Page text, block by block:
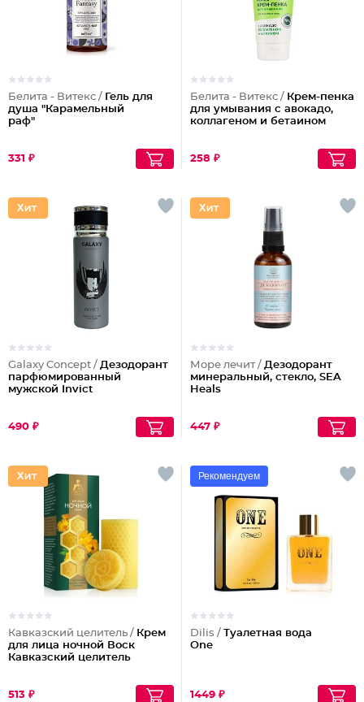
Белита - Витекс / Гель для
душа "Карамельный
раф"
331 ₽
Белита - Витекс / Крем-пенка
для умывания с авокадо,
коллагеном и бетаином
258 ₽
Galaxy Concept / Дезодорант
парфюмированный
мужской Invict
490 ₽
Море лечит / Дезодорант
минеральный, стекло, SEA
Heals
447 ₽
Кавказский целитель / Крем
для лица ночной Воск
Кавказский целитель
513 ₽
Рекомендуем
Dilis / Туалетная вода
One
1449 ₽